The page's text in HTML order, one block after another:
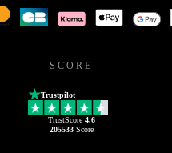
SCORE
Trustpilot
TrustScore 4.6
205533Score